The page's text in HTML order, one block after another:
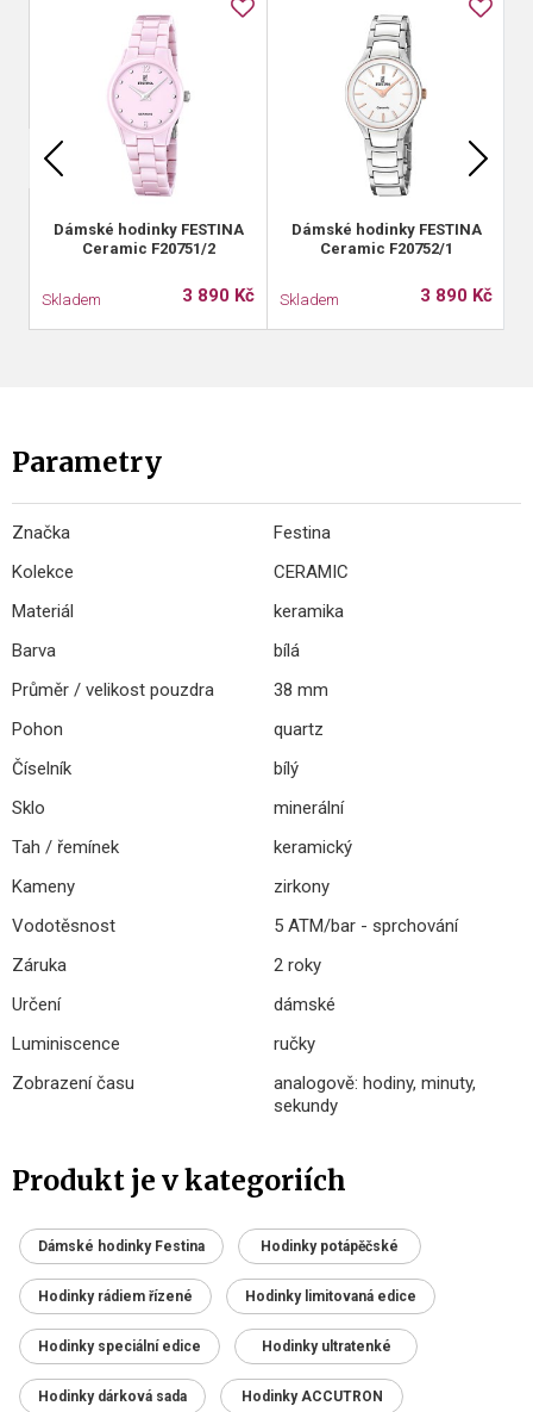
Dámské hodinky FESTINA
Ceramic F20751/2
Skladem 3 890 Kč
Dámské hodinky FESTINA
Ceramic F20752/1
Skladem 3 890 Kč
Parametry
Značka
Festina
Kolekce
CERAMIC
Materiál
keramika
Barva
bílá
Průměr / velikost pouzdra
38 mm
Pohon
quartz
Číselník
bílý
Sklo
minerální
Tah / řemínek
keramický
Kameny
zirkony
Vodotěsnost
5 ATM/bar - sprchování
Záruka
2 roky
Určení
dámské
Luminiscence
ručky
Zobrazení času
analogově: hodiny, minuty,
sekundy
Produkt je v kategoriích
Dámské hodinky Festina Hodinky potápěčské
Hodinky rádiem řízené Hodinky limitovaná edice
Hodinky speciální edice Hodinky ultratenké
Hodinky dárková sada Hodinky ACCUTRON